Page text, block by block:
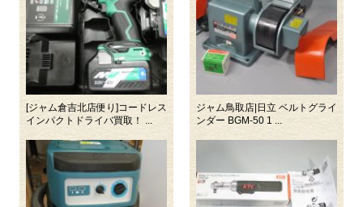
[ジャム倉吉北店便り]コードレス
インパクトドライバ買取！ ...
ジャム鳥取店|日立 ベルトグライ
ンダー BGM-50 1 ...